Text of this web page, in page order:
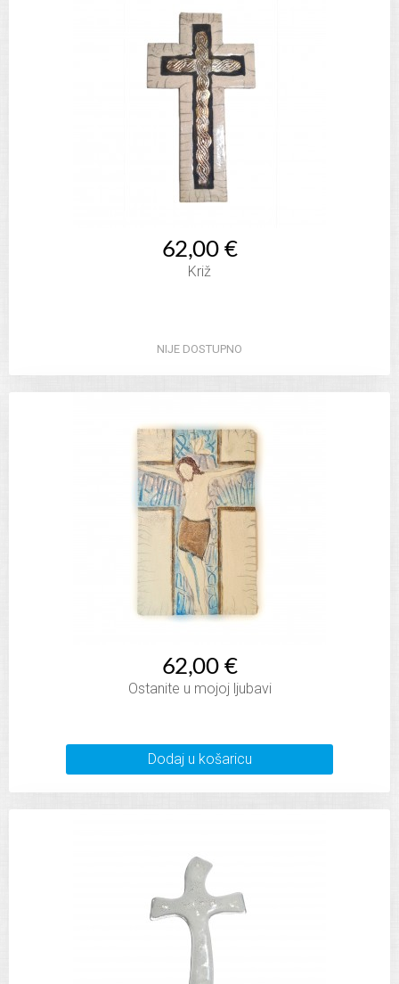
62,00 €
Križ
NIJE DOSTUPNO
62,00 €
Ostanite u mojoj ljubavi
Dodaj u košaricu